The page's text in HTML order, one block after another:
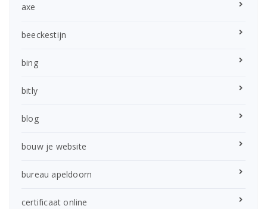
axe
beeckestijn
bing
bitly
blog
bouw je website
bureau apeldoorn
certificaat online